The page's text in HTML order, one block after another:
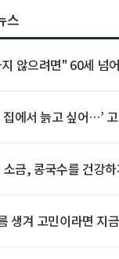
스
않으려면" 60세 넘
집에서 늙고 싶어…’
금, 콩국수를 건강
생겨 고민이라면 지